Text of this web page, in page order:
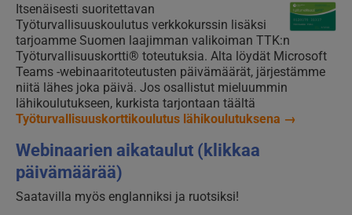
Itsenäisesti suoritettavan
Työturvallisuuskoulutus verkkokurssin lisäksi
tarjoamme Suomen laajimman valikoiman TTK:n
Työturvallisuuskortti® toteutuksia. Alta löydät Microsoft
Teams -webinaaritoteutusten päivämäärät, järjestämme
niitä lähes joka päivä. Jos osallistut mieluummin
lähikoulutukseen, kurkista tarjontaan täältä
Työturvallisuuskorttikoulutus lähikoulutuksena →
Webinaarien aikataulut (klikkaa
päivämäärää)
Saatavilla myös englanniksi ja ruotsiksi!